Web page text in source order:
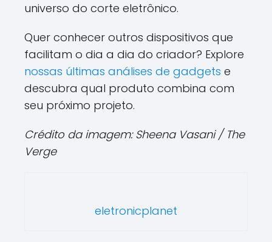
universo do corte eletrônico.
Quer conhecer outros dispositivos que
facilitam o dia a dia do criador? Explore
nossas últimas análises de gadgets e
descubra qual produto combina com
seu próximo projeto.
Crédito da imagem: Sheena Vasani / The
Verge
eletronicplanet